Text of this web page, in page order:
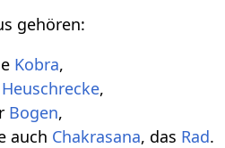
gehören:
Kobra,
Heuschrecke,
Bogen,
auch Chakrasana, das Rad.